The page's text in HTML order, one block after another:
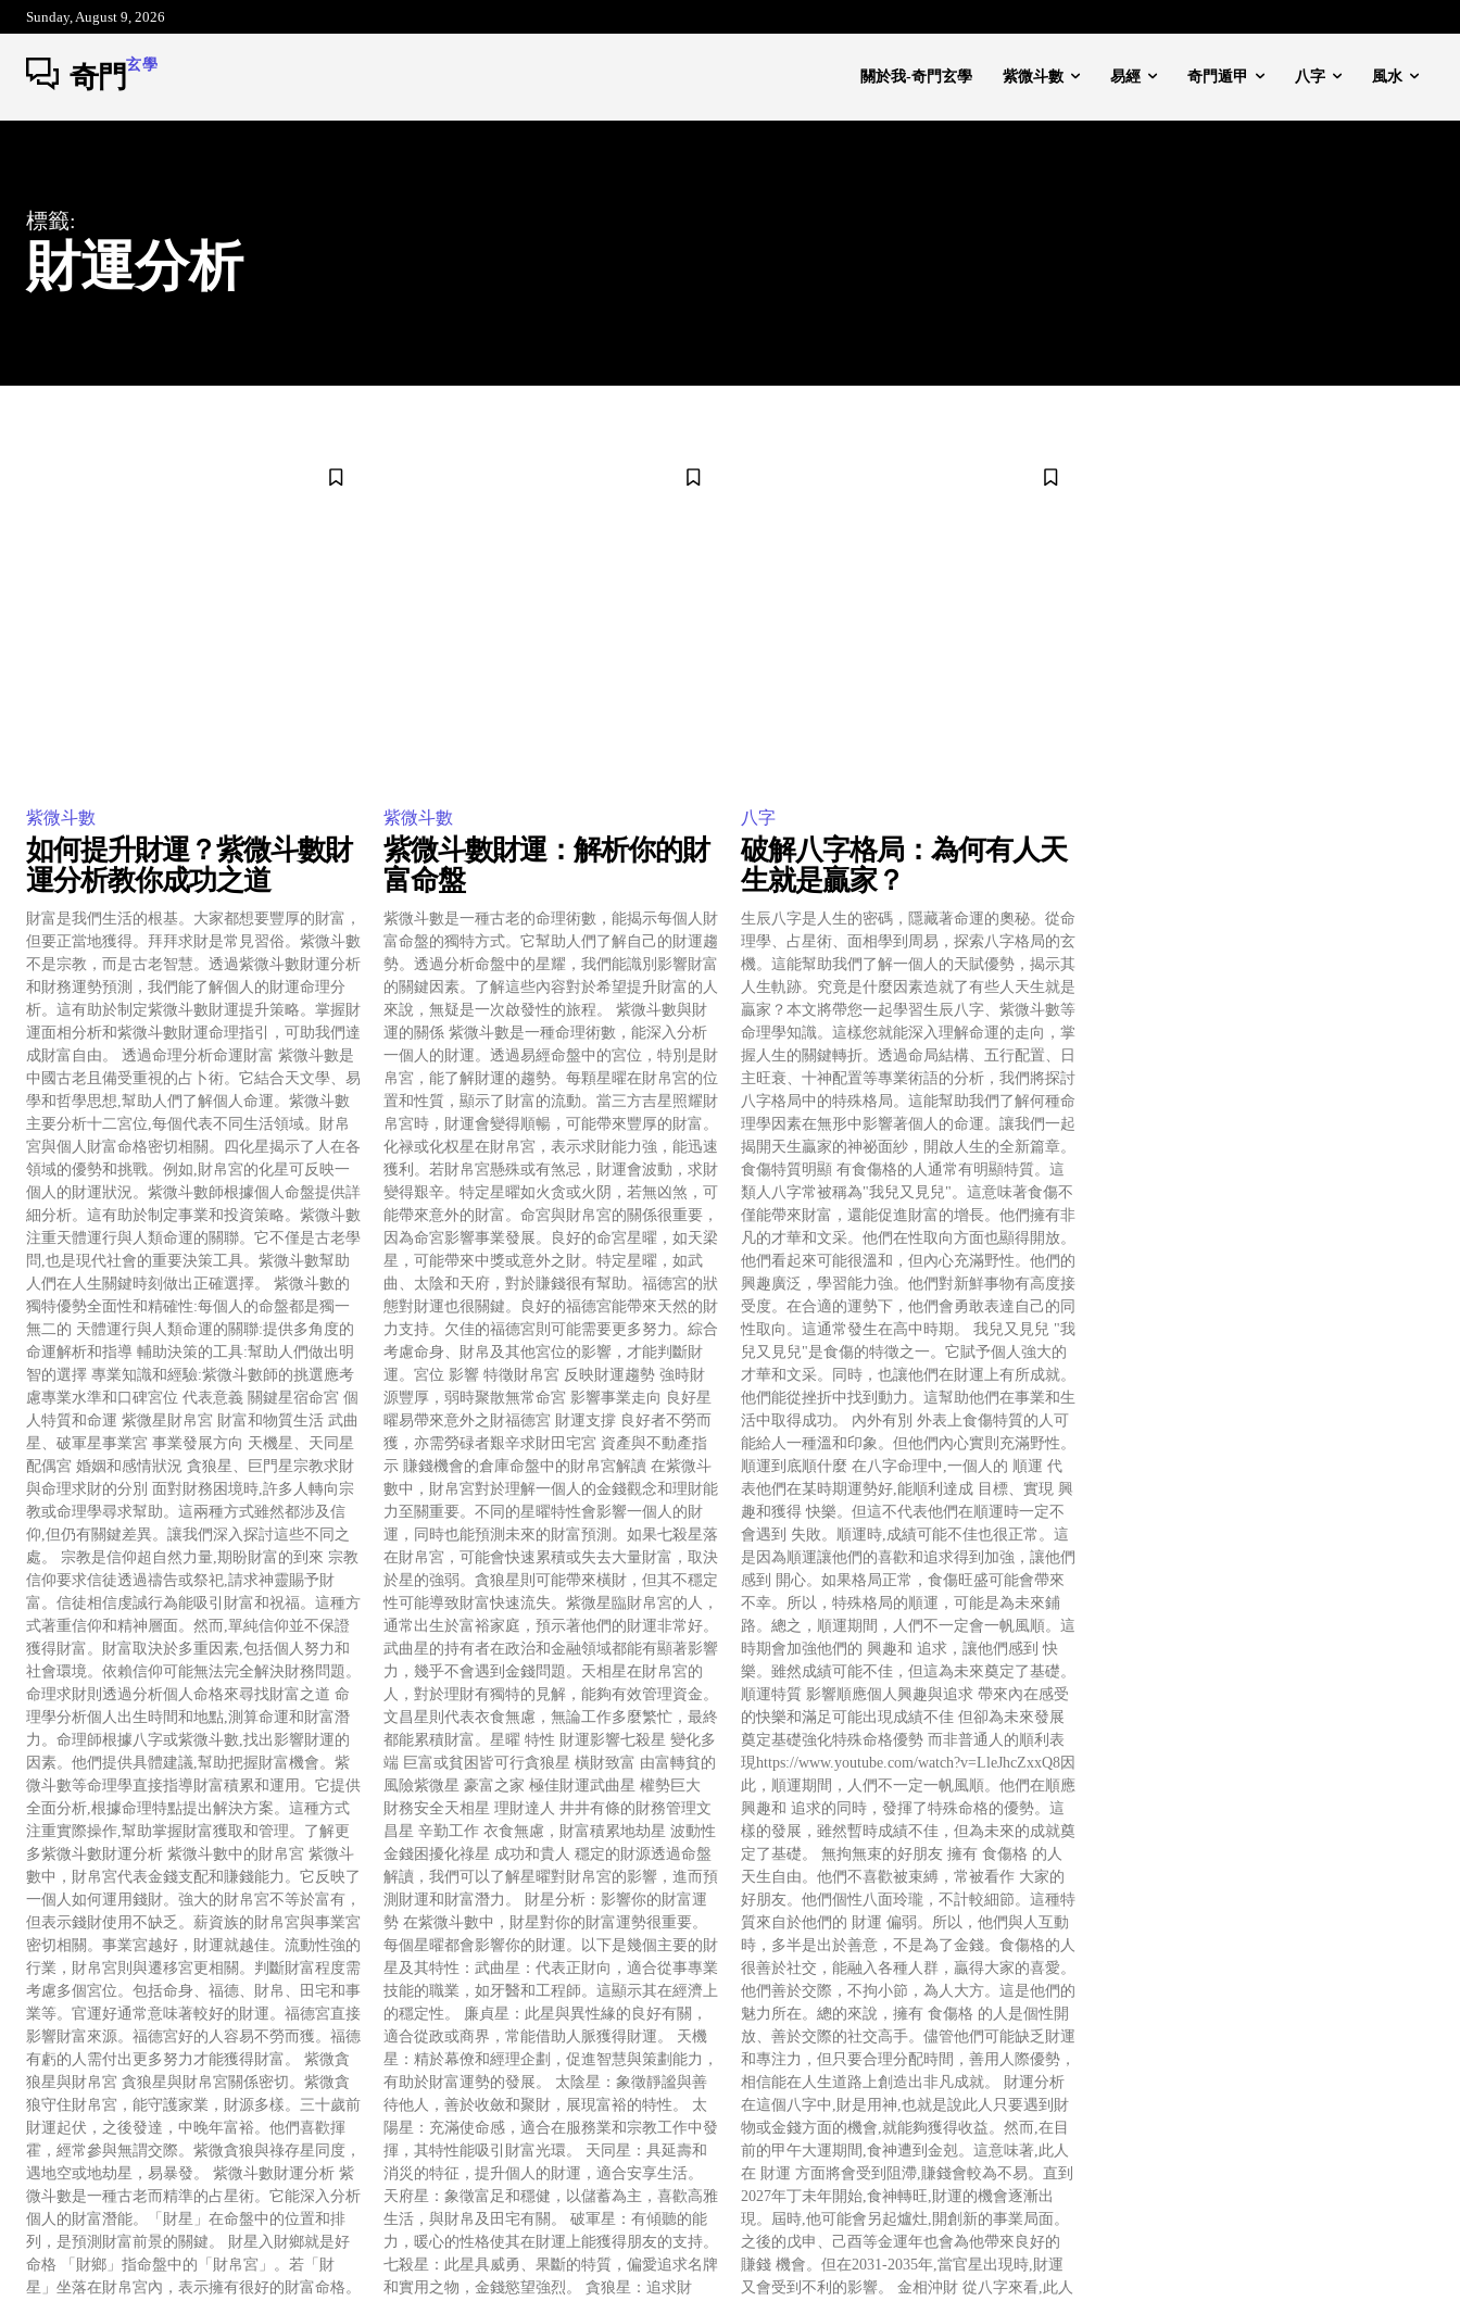
Sunday, August 9, 2026
奇門 玄學
關於我-奇門玄學 紫微斗數 易經 奇門遁甲 八字 風水
標籤:
財運分析
紫微斗數
如何提升財運？紫微斗數財
運分析教你成功之道
財富是我們生活的根基。大家都想要豐厚的財富，
但要正當地獲得。拜拜求財是常見習俗。紫微斗數
不是宗教，而是古老智慧。透過紫微斗數財運分析
和財務運勢預測，我們能了解個人的財運命理分
析。這有助於制定紫微斗數財運提升策略。掌握財
運面相分析和紫微斗數財運命理指引，可助我們達
成財富自由。 透過命理分析命運財富 紫微斗數是
中國古老且備受重視的占卜術。它結合天文學、易
學和哲學思想,幫助人們了解個人命運。紫微斗數
主要分析十二宮位,每個代表不同生活領域。財帛
宮與個人財富命格密切相關。四化星揭示了人在各
領域的優勢和挑戰。例如,財帛宮的化星可反映一
個人的財運狀況。紫微斗數師根據個人命盤提供詳
細分析。這有助於制定事業和投資策略。紫微斗數
注重天體運行與人類命運的關聯。它不僅是古老學
問,也是現代社會的重要決策工具。紫微斗數幫助
人們在人生關鍵時刻做出正確選擇。 紫微斗數的
獨特優勢全面性和精確性:每個人的命盤都是獨一
無二的 天體運行與人類命運的關聯:提供多角度的
命運解析和指導 輔助決策的工具:幫助人們做出明
智的選擇 專業知識和經驗:紫微斗數師的挑選應考
慮專業水準和口碑宮位 代表意義 關鍵星宿命宮 個
人特質和命運 紫微星財帛宮 財富和物質生活 武曲
星、破軍星事業宮 事業發展方向 天機星、天同星
配偶宮 婚姻和感情狀況 貪狼星、巨門星宗教求財
與命理求財的分別 面對財務困境時,許多人轉向宗
教或命理學尋求幫助。這兩種方式雖然都涉及信
仰,但仍有關鍵差異。讓我們深入探討這些不同之
處。 宗教是信仰超自然力量,期盼財富的到來 宗教
信仰要求信徒透過禱告或祭祀,請求神靈賜予財
富。信徒相信虔誠行為能吸引財富和祝福。這種方
式著重信仰和精神層面。然而,單純信仰並不保證
獲得財富。財富取決於多重因素,包括個人努力和
社會環境。依賴信仰可能無法完全解決財務問題。
命理求財則透過分析個人命格來尋找財富之道 命
理學分析個人出生時間和地點,測算命運和財富潛
力。命理師根據八字或紫微斗數,找出影響財運的
因素。他們提供具體建議,幫助把握財富機會。紫
微斗數等命理學直接指導財富積累和運用。它提供
全面分析,根據命理特點提出解決方案。這種方式
注重實際操作,幫助掌握財富獲取和管理。了解更
多紫微斗數財運分析 紫微斗數中的財帛宮 紫微斗
數中，財帛宮代表金錢支配和賺錢能力。它反映了
一個人如何運用錢財。強大的財帛宮不等於富有，
但表示錢財使用不缺乏。薪資族的財帛宮與事業宮
密切相關。事業宮越好，財運就越佳。流動性強的
行業，財帛宮則與遷移宮更相關。判斷財富程度需
考慮多個宮位。包括命身、福德、財帛、田宅和事
業等。官運好通常意味著較好的財運。福德宮直接
影響財富來源。福德宮好的人容易不勞而獲。福德
有虧的人需付出更多努力才能獲得財富。 紫微貪
狼星與財帛宮 貪狼星與財帛宮關係密切。紫微貪
狼守住財帛宮，能守護家業，財源多樣。三十歲前
財運起伏，之後發達，中晚年富裕。他們喜歡揮
霍，經常參與無謂交際。紫微貪狼與祿存星同度，
遇地空或地劫星，易暴發。 紫微斗數財運分析 紫
微斗數是一種古老而精準的占星術。它能深入分析
個人的財富潛能。「財星」在命盤中的位置和排
列，是預測財富前景的關鍵。 財星入財鄉就是好
命格 「財鄉」指命盤中的「財帛宮」。若「財
星」坐落在財帛宮內，表示擁有很好的財富命格。
紫微斗數
紫微斗數財運：解析你的財
富命盤
紫微斗數是一種古老的命理術數，能揭示每個人財
富命盤的獨特方式。它幫助人們了解自己的財運趨
勢。透過分析命盤中的星耀，我們能識別影響財富
的關鍵因素。了解這些內容對於希望提升財富的人
來說，無疑是一次啟發性的旅程。 紫微斗數與財
運的關係 紫微斗數是一種命理術數，能深入分析
一個人的財運。透過易經命盤中的宮位，特別是財
帛宮，能了解財運的趨勢。每顆星曜在財帛宮的位
置和性質，顯示了財富的流動。當三方吉星照耀財
帛宮時，財運會變得順暢，可能帶來豐厚的財富。
化禄或化权星在財帛宮，表示求財能力強，能迅速
獲利。若財帛宮懸殊或有煞忌，財運會波動，求財
變得艱辛。特定星曜如火贪或火阴，若無凶煞，可
能帶來意外的財富。命宮與財帛宮的關係很重要，
因為命宮影響事業發展。良好的命宮星曜，如天梁
星，可能帶來中獎或意外之財。特定星曜，如武
曲、太陰和天府，對於賺錢很有幫助。福德宮的狀
態對財運也很關鍵。良好的福德宮能帶來天然的財
力支持。欠佳的福德宮則可能需要更多努力。綜合
考慮命身、財帛及其他宮位的影響，才能判斷財
運。宮位 影響 特徵財帛宮 反映財運趨勢 強時財
源豐厚，弱時聚散無常命宮 影響事業走向 良好星
曜易帶來意外之財福德宮 財運支撐 良好者不勞而
獲，亦需勞碌者艱辛求財田宅宮 資產與不動產指
示 賺錢機會的倉庫命盤中的財帛宮解讀 在紫微斗
數中，財帛宮對於理解一個人的金錢觀念和理財能
力至關重要。不同的星曜特性會影響一個人的財
運，同時也能預測未來的財富預測。如果七殺星落
在財帛宮，可能會快速累積或失去大量財富，取決
於星的強弱。貪狼星則可能帶來橫財，但其不穩定
性可能導致財富快速流失。紫微星臨財帛宮的人，
通常出生於富裕家庭，預示著他們的財運非常好。
武曲星的持有者在政治和金融領域都能有顯著影響
力，幾乎不會遇到金錢問題。天相星在財帛宮的
人，對於理財有獨特的見解，能夠有效管理資金。
文昌星則代表衣食無慮，無論工作多麼繁忙，最終
都能累積財富。星曜 特性 財運影響七殺星 變化多
端 巨富或貧困皆可行貪狼星 橫財致富 由富轉貧的
風險紫微星 豪富之家 極佳財運武曲星 權勢巨大
財務安全天相星 理財達人 井井有條的財務管理文
昌星 辛勤工作 衣食無慮，財富積累地劫星 波動性
金錢困擾化祿星 成功和貴人 穩定的財源透過命盤
解讀，我們可以了解星曜對財帛宮的影響，進而預
測財運和財富潛力。 財星分析：影響你的財富運
勢 在紫微斗數中，財星對你的財富運勢很重要。
每個星曜都會影響你的財運。以下是幾個主要的財
星及其特性：武曲星：代表正財向，適合從事專業
技能的職業，如牙醫和工程師。這顯示其在經濟上
的穩定性。 廉貞星：此星與異性緣的良好有關，
適合從政或商界，常能借助人脈獲得財運。 天機
星：精於幕僚和經理企劃，促進智慧與策劃能力，
有助於財富運勢的發展。 太陰星：象徵靜謐與善
待他人，善於收斂和聚財，展現富裕的特性。 太
陽星：充滿使命感，適合在服務業和宗教工作中發
揮，其特性能吸引財富光環。 天同星：具延壽和
消災的特征，提升個人的財運，適合安享生活。
天府星：象徵富足和穩健，以儲蓄為主，喜歡高雅
生活，與財帛及田宅有關。 破軍星：有傾聽的能
力，暖心的性格使其在財運上能獲得朋友的支持。
七殺星：此星具威勇、果斷的特質，偏愛追求名牌
和實用之物，金錢慾望強烈。 貪狼星：追求財
八字
破解八字格局：為何有人天
生就是贏家？
生辰八字是人生的密碼，隱藏著命運的奧秘。從命
理學、占星術、面相學到周易，探索八字格局的玄
機。這能幫助我們了解一個人的天賦優勢，揭示其
人生軌跡。究竟是什麼因素造就了有些人天生就是
贏家？本文將帶您一起學習生辰八字、紫微斗數等
命理學知識。這樣您就能深入理解命運的走向，掌
握人生的關鍵轉折。透過命局結構、五行配置、日
主旺衰、十神配置等專業術語的分析，我們將探討
八字格局中的特殊格局。這能幫助我們了解何種命
理學因素在無形中影響著個人的命運。讓我們一起
揭開天生贏家的神祕面紗，開啟人生的全新篇章。
食傷特質明顯 有食傷格的人通常有明顯特質。這
類人八字常被稱為"我兒又見兒"。這意味著食傷不
僅能帶來財富，還能促進財富的增長。他們擁有非
凡的才華和文采。他們在性取向方面也顯得開放。
他們看起來可能很溫和，但內心充滿野性。他們的
興趣廣泛，學習能力強。他們對新鮮事物有高度接
受度。在合適的運勢下，他們會勇敢表達自己的同
性取向。這通常發生在高中時期。 我兒又見兒 "我
兒又見兒"是食傷的特徵之一。它賦予個人強大的
才華和文采。同時，也讓他們在財運上有所成就。
他們能從挫折中找到動力。這幫助他們在事業和生
活中取得成功。 內外有別 外表上食傷特質的人可
能給人一種溫和印象。但他們內心實則充滿野性。
順運到底順什麼 在八字命理中,一個人的 順運 代
表他們在某時期運勢好,能順利達成 目標、實現 興
趣和獲得 快樂。但這不代表他們在順運時一定不
會遇到 失敗。順運時,成績可能不佳也很正常。這
是因為順運讓他們的喜歡和追求得到加強，讓他們
感到 開心。如果格局正常，食傷旺盛可能會帶來
不幸。所以，特殊格局的順運，可能是為未來鋪
路。總之，順運期間，人們不一定會一帆風順。這
時期會加強他們的 興趣和 追求，讓他們感到 快
樂。雖然成績可能不佳，但這為未來奠定了基礎。
順運特質 影響順應個人興趣與追求 帶來內在感受
的快樂和滿足可能出現成績不佳 但卻為未來發展
奠定基礎強化特殊命格優勢 而非普通人的順利表
現https://www.youtube.com/watch?v=LleJhcZxxQ8因
此，順運期間，人們不一定一帆風順。他們在順應
興趣和 追求的同時，發揮了特殊命格的優勢。這
樣的發展，雖然暫時成績不佳，但為未來的成就奠
定了基礎。 無拘無束的好朋友 擁有 食傷格 的人
天生自由。他們不喜歡被束縛，常被看作 大家的
好朋友。他們個性八面玲瓏，不計較細節。這種特
質來自於他們的 財運 偏弱。所以，他們與人互動
時，多半是出於善意，不是為了金錢。食傷格的人
很善於社交，能融入各種人群，贏得大家的喜愛。
他們善於交際，不拘小節，為人大方。這是他們的
魅力所在。總的來說，擁有 食傷格 的人是個性開
放、善於交際的社交高手。儘管他們可能缺乏財運
和專注力，但只要合理分配時間，善用人際優勢，
相信能在人生道路上創造出非凡成就。 財運分析
在這個八字中,財是用神,也就是說此人只要遇到財
物或金錢方面的機會,就能夠獲得收益。然而,在目
前的甲午大運期間,食神遭到金剋。這意味著,此人
在 財運 方面將會受到阻滯,賺錢會較為不易。直到
2027年丁未年開始,食神轉旺,財運的機會逐漸出
現。屆時,他可能會另起爐灶,開創新的事業局面。
之後的戊申、己酉等金運年也會為他帶來良好的
賺錢 機會。但在2031-2035年,當官星出現時,財運
又會受到不利的影響。 金相沖財 從八字來看,此人